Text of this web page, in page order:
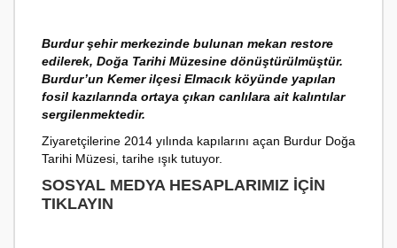
Burdur şehir merkezinde bulunan mekan restore
edilerek, Doğa Tarihi Müzesine dönüştürülmüştür.
Burdur’un Kemer ilçesi Elmacık köyünde yapılan
fosil kazılarında ortaya çıkan canlılara ait kalıntılar
sergilenmektedir.
Ziyaretçilerine 2014 yılında kapılarını açan Burdur Doğa
Tarihi Müzesi, tarihe ışık tutuyor.
SOSYAL MEDYA HESAPLARIMIZ İÇIN
TIKLAYIN